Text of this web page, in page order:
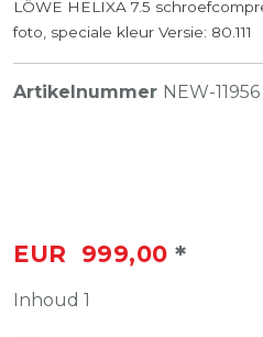
LÖWE HELIXA 7.5
foto, speciale kleur Versie: 80.111
Artikelnummer NEW-11956
EUR 999,00 *
Inhoud 1